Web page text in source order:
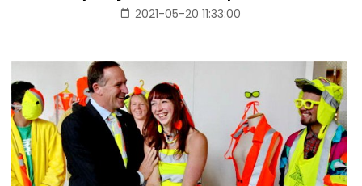
2021-05-20 11:33:00